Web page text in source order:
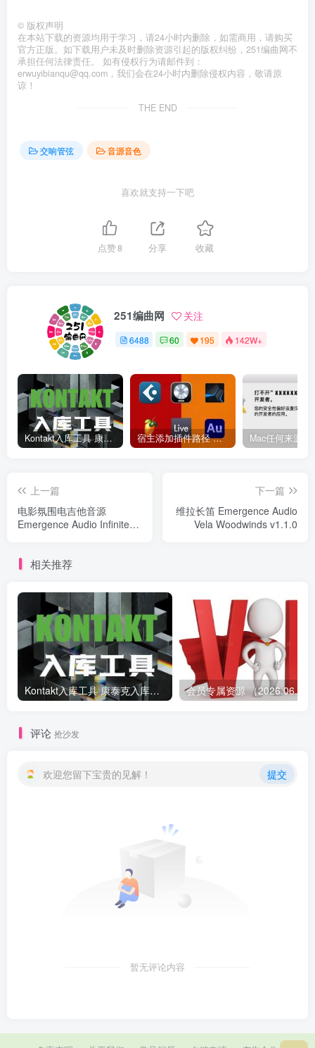
© 版权声明
在本站下载的资源均用于学习，请24小时内删除，如需商用，请购买
官方正版。如下载用户未及时删除资源引起的版权纠纷，251编曲网不
承担任何法律责任。 如有侵权行为请邮件到：
erwuyibianqu@qq.com，我们会在24小时内删除侵权内容，敬请原
谅！
THE END
交响管弦 音源音色
喜欢就支持一下吧
点赞8 分享 收藏
251编曲网 关注
6488 60 195 142W+
Kontakt入库工具 康泰克入库教程 宿主添加插件路径 插件路径设置 VSTPlugins路径
上一篇
电影氛围电吉他音源
Emergence Audio Infinite
下一篇
维拉长笛 Emergence Audio
Vela Woodwinds v1.1.0
相关推荐
Kontakt入库工具 康泰克入库教程
评论 抢沙发
欢迎您留下宝贵的见解！ 提交
暂无评论内容